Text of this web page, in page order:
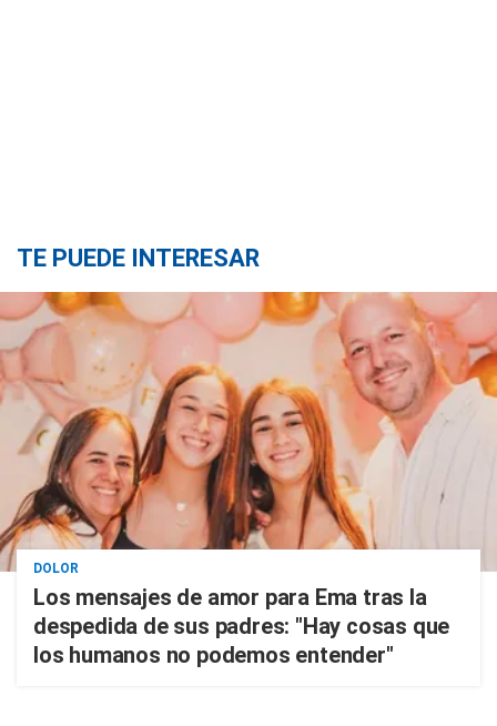
TE PUEDE INTERESAR
DOLOR
Los mensajes de amor para Ema tras la
despedida de sus padres: "Hay cosas que
los humanos no podemos entender"